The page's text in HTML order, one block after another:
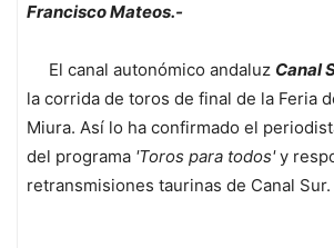
Francisco Mateos.-
El canal autonómico andaluz Canal
la corrida de toros de final de la Feria
Miura. Así lo ha confirmado el
del programa 'Toros para todos'y
retransmisiones taurinas de Canal Sur.